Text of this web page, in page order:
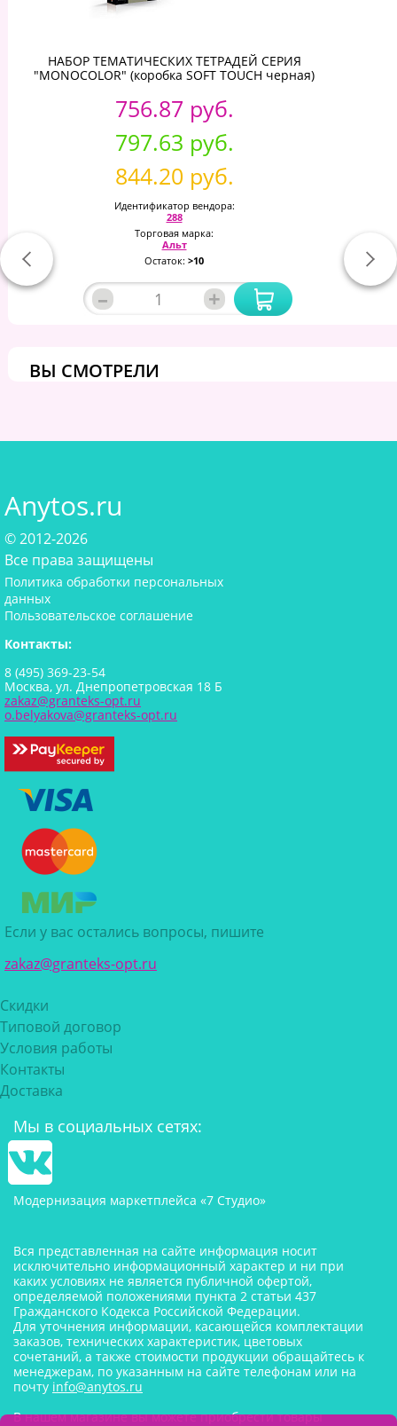
НАБОР ТЕМАТИЧЕСКИХ ТЕТРАДЕЙ СЕРИЯ
"MONOCOLOR" (коробка SOFT TOUCH черная)
756.87 руб.
797.63 руб.
844.20 руб.
Идентификатор вендора:
288
Торговая марка:
Альт
Остаток: >10
– +
ВЫ СМОТРЕЛИ
Anytos.ru
© 2012-2026
Все права защищены
Политика обработки персональных
данных
Пользовательское соглашение
Контакты:
8 (495) 369-23-54
Москва, ул. Днепропетровская 18 Б
zakaz@granteks-opt.ru
o.belyakova@granteks-opt.ru
Если у вас остались вопросы, пишите
zakaz@granteks-opt.ru
Скидки
Типовой договор
Условия работы
Контакты
Доставка
Мы в социальных сетях:
Модернизация маркетплейса «7 Студио»
Вся представленная на сайте информация носит
исключительно информационный характер и ни при
каких условиях не является публичной офертой,
определяемой положениями пункта 2 статьи 437
Гражданского Кодекса Российской Федерации.
Для уточнения информации, касающейся комплектации
заказов, технических характеристик, цветовых
сочетаний, а также стоимости продукции обращайтесь к
менеджерам, по указанным на сайте телефонам или на
почту info@anytos.ru
В нашем магазине вы можете приобрести товары